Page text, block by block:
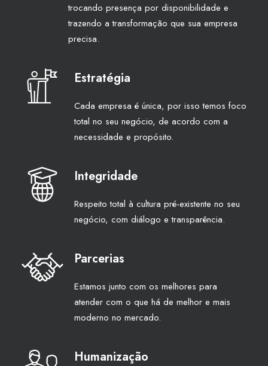
trocando presença por disponibilidade e
trazendo a transformação que sua empresa
precisa.
Estratégia
Cada empresa é única, por isso temos foco
total no seu negócio, de acordo com a
necessidade e propósito.
Integridade
Respeito total à cultura pré-existente no seu
negócio, com diálogo e transparência.
Parcerias
Estamos junto com os melhores para
atender com o que há de melhor e mais
moderno no mercado.
Humanização